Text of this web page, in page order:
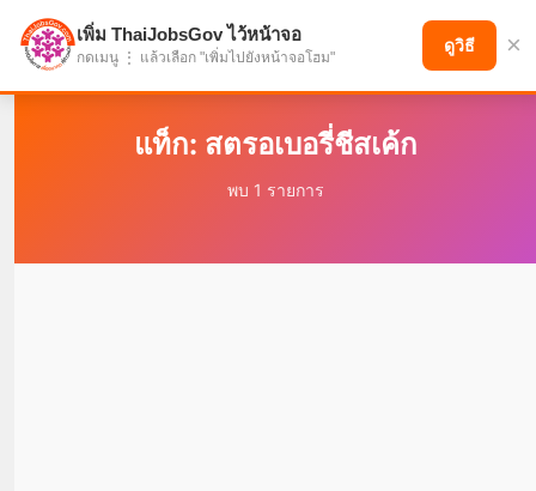
แบ่งปันโอกาส เพื่ออนาคตที่ก้าวหน้า
แท็ก: สตรอเบอรี่ชีสเค้ก
พบ 1 รายการ
เพิ่ม ThaiJobsGov ไว้หน้าจอ
กดเมนู ⋮ แล้วเลือก "เพิ่มไปยังหน้าจอโฮม"
ดูวิธี ×